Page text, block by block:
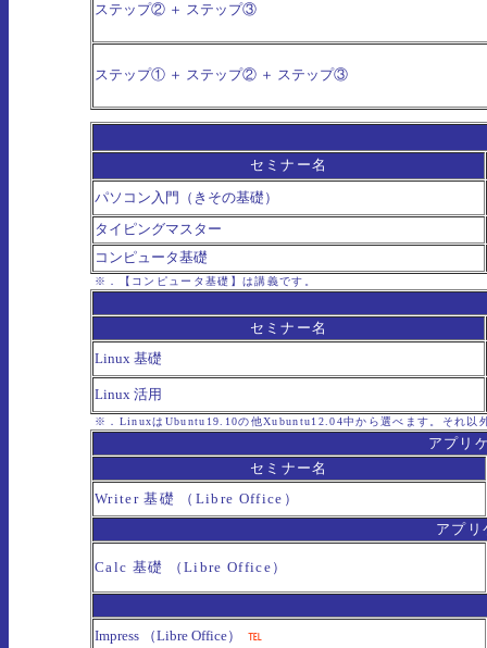
ステップ② ＋ ステップ③
ステップ① ＋ ステップ② ＋ ステップ③
セミナー名
パソコン入門（きその基礎）
タイピングマスター
コンピュータ基礎
※．【コンピュータ基礎】は講義です。
セミナー名
Linux 基礎
Linux 活用
※．LinuxはUbuntu19.10の他Xubuntu12.04中から選べます。それ以外の
アプリ
セミナー名
Writer 基礎 （Libre Office）
アプ
Calc 基礎 （Libre Office）
Impress （Libre Office） ℡